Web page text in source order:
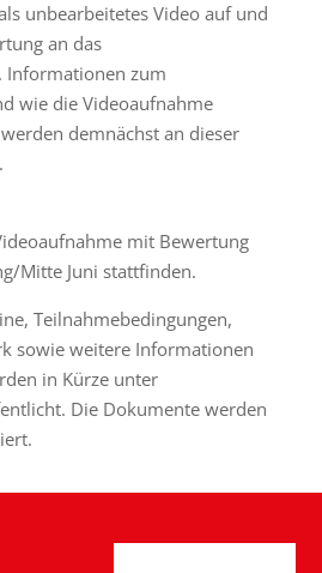
unbearbeitetes Video auf und
an das
Informationen zum
wie die Videoaufnahme
demnächst an dieser
mit Bewertung
Mitte Juni stattfinden.
Teilnahmebedingungen,
sowie weitere Informationen
in Kürze unter
Die Dokumente werden